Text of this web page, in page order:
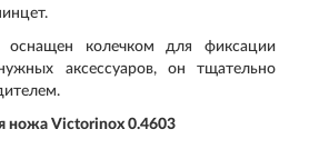
колечком для фиксации
аксессуаров, он тщательно
ножа Victorinox 0.4603